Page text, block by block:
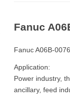
Fanuc
Fanuc A06B-
Application:
Power industry,
ancillary, feed